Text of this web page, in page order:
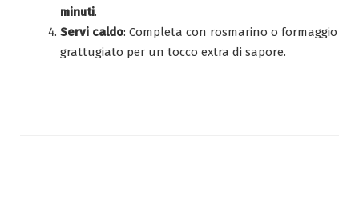
minuti.
Servi caldo: Completa con rosmarino o formaggio
grattugiato per un tocco extra di sapore.